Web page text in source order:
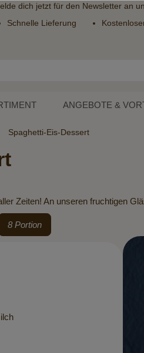
dich jetzt für den Newsletteran
Schnelle Lieferung
ANGEBOTE &
Spaghetti-Eis-Dessert
Zeiten! An unseren fruchtigen
8 Portion